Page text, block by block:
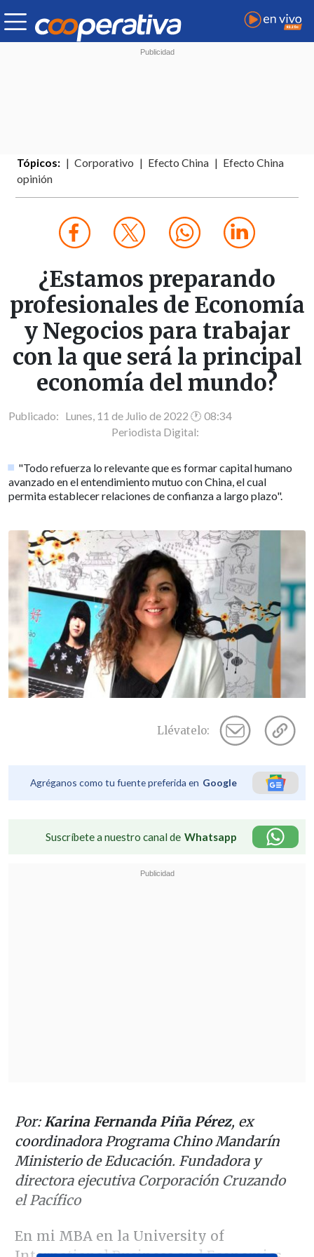
Tópicos: Corporativo Efecto China
Efecto China
opinión
¿Estamos preparando
profesionales de Economía
y Negocios para trabajar
con la que será la principal
economía del mundo?
Publicado: Lunes, 11 de Julio de 2022 🕐 08:34
Periodista Digital:
"Todo refuerza lo relevante que es formar capital humano
avanzado en el entendimiento mutuo con China, el cual
permita establecer relaciones de confianza a largo plazo".
Llévatelo:
Agréganos como tu fuente preferida en Google
Suscríbete a nuestro canal de Whatsapp
Por:Karina Fernanda Piña Pérez, ex
coordinadora Programa Chino Mandarín
Ministerio de Educación. Fundadora y
directora ejecutiva Corporación Cruzando
el Pacífico
En mi MBA en la University of